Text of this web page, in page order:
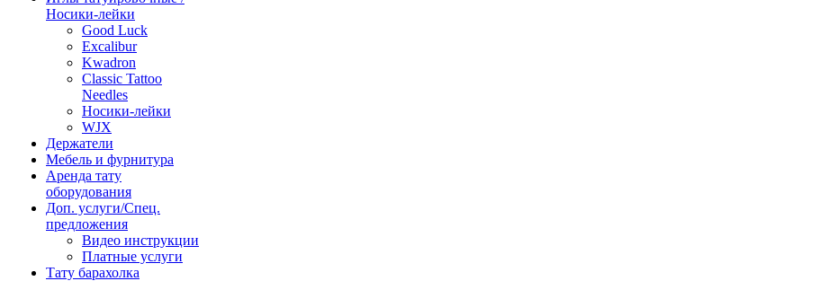
Носики-лейки
Good Luck
Excalibur
Kwadron
Classic Tattoo
Needles
Носики-лейки
WJX
Держатели
Мебель и фурнитура
Аренда тату
оборудования
Доп. услуги/Спец.
предложения
Видео инструкции
Платные услуги
Тату барахолка